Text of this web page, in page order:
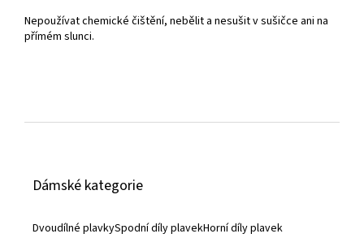
Nepoužívat chemické čištění, nebělit a nesušit v sušičce ani na
přímém slunci.
Dámské kategorie
Dvoudílné plavkySpodní díly plavekHorní díly plavek